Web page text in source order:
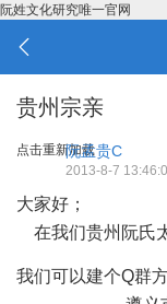
阮姓文化研究唯一官网
贵州宗亲
点击重新加载阮孟贵C
2013-8-7
大家好；
在我们贵州阮氏
我们可以建个Q群